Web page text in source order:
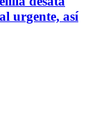
urgente, así